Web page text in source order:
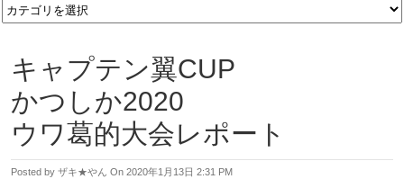
キャプテン翼CUP
かつしか2020
ウワ葛的大会レポート
Posted by ザキ★やん On 2020年1月13日 2:31 PM